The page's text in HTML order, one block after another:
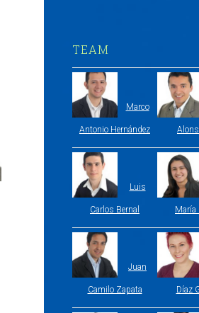
TEAM
Marco
Antonio Hernández
Luis
Carlos Bernal María
Juan
Camilo Zapata Díaz